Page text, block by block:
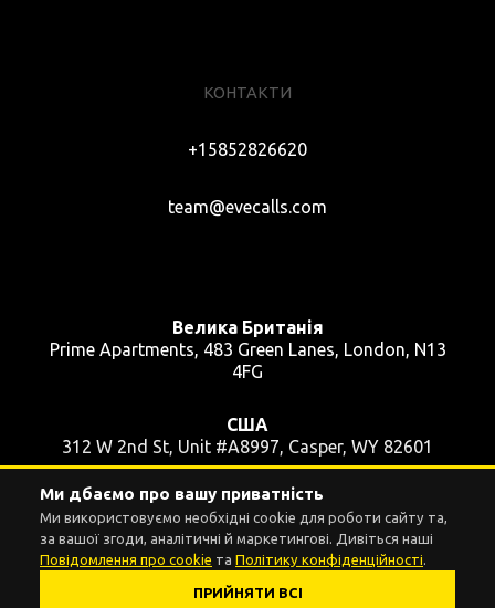
КОНТАКТИ
+15852826620
team@evecalls.com
Велика Британія
Prime Apartments, 483 Green Lanes, London, N13
4FG
США
312 W 2nd St, Unit #A8997, Casper, WY 82601
Україна
вул. Пушкінська, 39, кв. 48, Київ, 01004
Налаштування cookie
Ми дбаємо про вашу приватність
Ми використовуємо необхідні cookie для роботи сайту та,
за вашої згоди, аналітичні й маркетингові. Дивіться наші
Повідомлення про cookie та Політику конфіденційності.
ПРИЙНЯТИ ВСІ